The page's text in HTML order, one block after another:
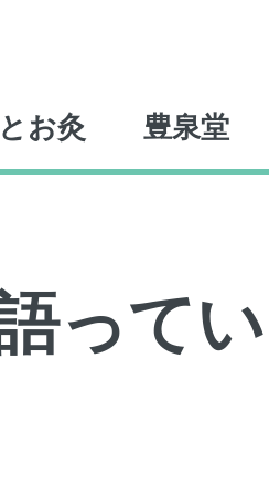
とお灸 豊泉堂
って